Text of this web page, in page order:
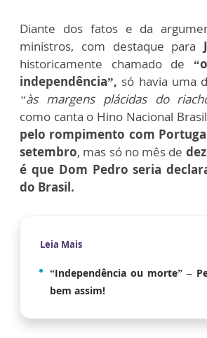
Diante dos fatos e da
ministros, com destaque para
historicamente chamado de
independência”, só havia uma
“às margens plácidas do
como canta o Hino Nacional
pelo rompimento com
setembro, mas só no mês de
é que Dom Pedro seria
do Brasil.
Leia Mais
“Independência ou morte” –
bem assim!